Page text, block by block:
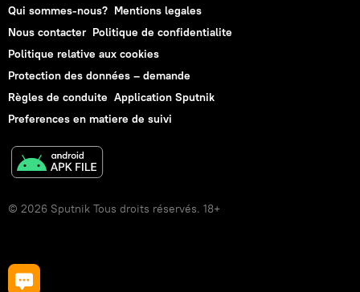
Qui sommes-nous? Mentions legales
Nous contacter Politique de confidentialite
Politique relative aux cookies
Protection des données – demande
Règles de conduite Application Sputnik
Preferences en matiere de suivi
© 2026 Sputnik Tous droits réservés. 18+